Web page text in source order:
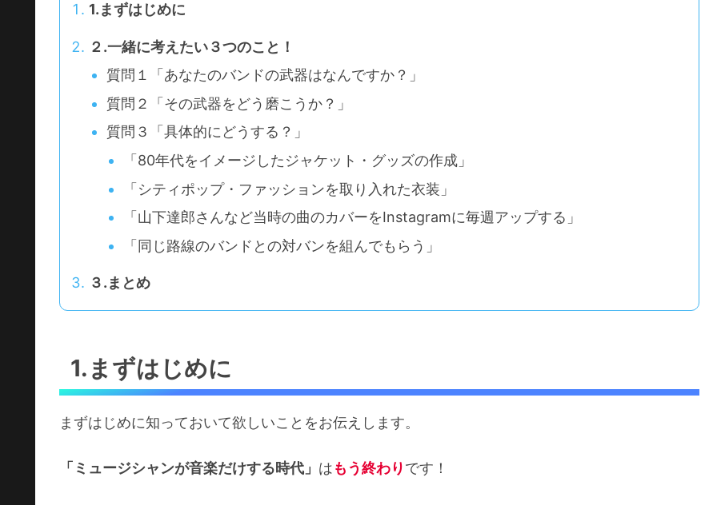
1.まずはじめに
２.一緒に考えたい３つのこと！
質問１「あなたのバンドの武器はなんですか？」
質問２「その武器をどう磨こうか？」
質問３「具体的にどうする？」
「80年代をイメージしたジャケット・グッズの作成」
「シティポップ・ファッションを取り入れた衣装」
「山下達郎さんなど当時の曲のカバーをInstagramに毎週アップする」
「同じ路線のバンドとの対バンを組んでもらう」
３.まとめ
1.まずはじめに
まずはじめに知っておいて欲しいことをお伝えします。
「ミュージシャンが音楽だけする時代」 はもう終わりです！